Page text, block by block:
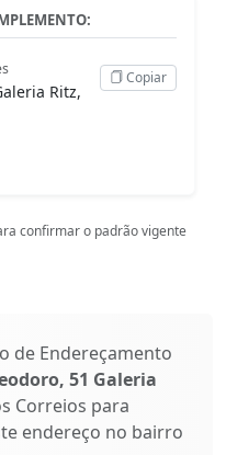
Ritz,
Copiar
confirmar o padrão vigente
de Endereçamento
51 Galeria
Correios para
endereço no bairro